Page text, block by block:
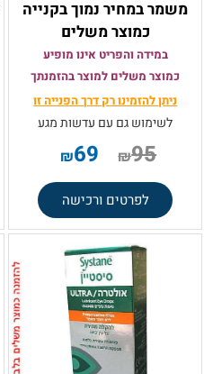
משמר במחיר נמוך בקנייה
כמוצר משלים
במידה והפריט אינו מופיע
כמוצר משלים למוצר בהזמנתך
ניתן להזמינו רק דרך הפנייה זו
לשימוש גם עם עדשות מגע
₪95
₪69
לפרטים ורכישה